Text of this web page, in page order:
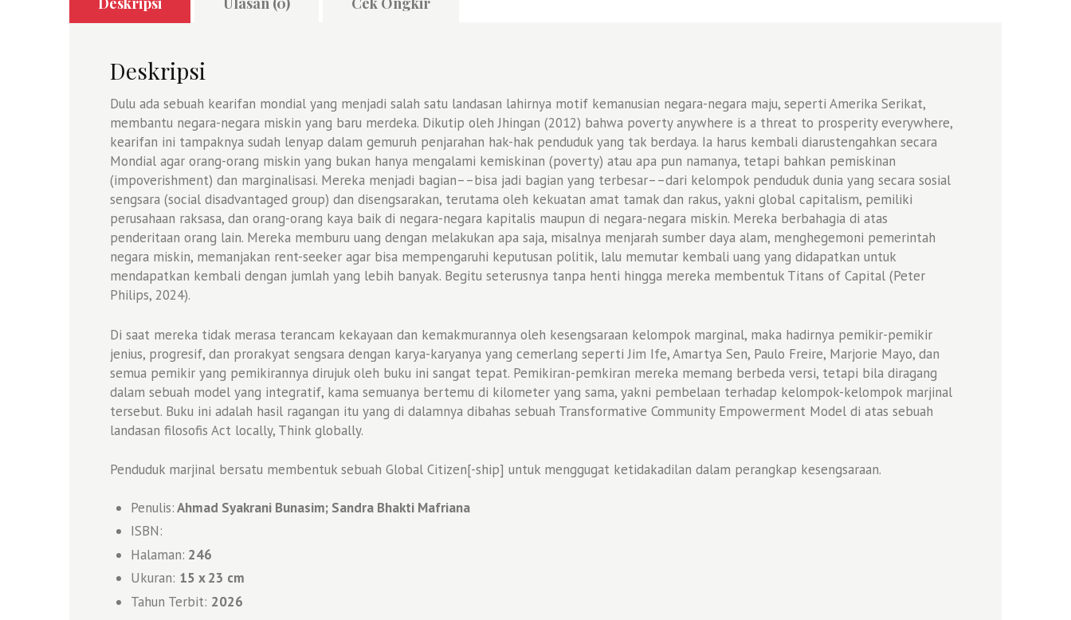
Deskripsi
Dulu ada sebuah kearifan mondial yang menjadi salah satu landasan lahirnya motif kemanusian negara-negara maju, seperti Amerika Serikat,
membantu negara-negara miskin yang baru merdeka. Dikutip oleh Jhingan (2012) bahwa poverty anywhere is a threat to prosperity everywhere,
kearifan ini tampaknya sudah lenyap dalam gemuruh penjarahan hak-hak penduduk yang tak berdaya. Ia harus kembali diarustengahkan secara
Mondial agar orang-orang miskin yang bukan hanya mengalami kemiskinan (poverty) atau apa pun namanya, tetapi bahkan pemiskinan
(impoverishment) dan marginalisasi. Mereka menjadi bagian––bisa jadi bagian yang terbesar––dari kelompok penduduk dunia yang secara sosial
sengsara (social disadvantaged group) dan disengsarakan, terutama oleh kekuatan amat tamak dan rakus, yakni global capitalism, pemiliki
perusahaan raksasa, dan orang-orang kaya baik di negara-negara kapitalis maupun di negara-negara miskin. Mereka berbahagia di atas
penderitaan orang lain. Mereka memburu uang dengan melakukan apa saja, misalnya menjarah sumber daya alam, menghegemoni pemerintah
negara miskin, memanjakan rent-seeker agar bisa mempengaruhi keputusan politik, lalu memutar kembali uang yang didapatkan untuk
mendapatkan kembali dengan jumlah yang lebih banyak. Begitu seterusnya tanpa henti hingga mereka membentuk Titans of Capital (Peter
Philips, 2024).
Di saat mereka tidak merasa terancam kekayaan dan kemakmurannya oleh kesengsaraan kelompok marginal, maka hadirnya pemikir-pemikir
jenius, progresif, dan prorakyat sengsara dengan karya-karyanya yang cemerlang seperti Jim Ife, Amartya Sen, Paulo Freire, Marjorie Mayo, dan
semua pemikir yang pemikirannya dirujuk oleh buku ini sangat tepat. Pemikiran-pemkiran mereka memang berbeda versi, tetapi bila diragang
dalam sebuah model yang integratif, kama semuanya bertemu di kilometer yang sama, yakni pembelaan terhadap kelompok-kelompok marjinal
tersebut. Buku ini adalah hasil ragangan itu yang di dalamnya dibahas sebuah Transformative Community Empowerment Model di atas sebuah
landasan filosofis Act locally, Think globally.
Penduduk marjinal bersatu membentuk sebuah Global Citizen[-ship] untuk menggugat ketidakadilan dalam perangkap kesengsaraan.
Penulis:Ahmad Syakrani Bunasim; Sandra Bhakti Mafriana
ISBN:
Halaman: 246
Ukuran: 15 x 23 cm
Tahun Terbit: 2026